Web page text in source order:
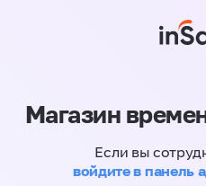
Магазин
Если вы
войдите в панель